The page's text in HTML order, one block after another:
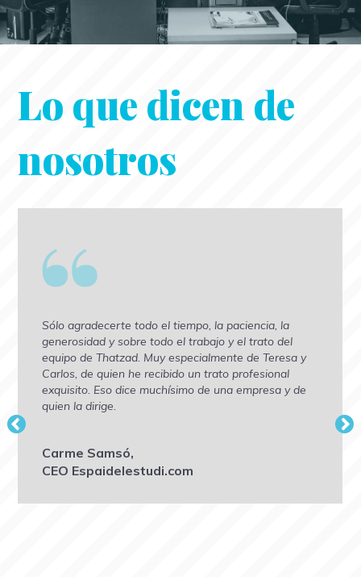
Lo que dicen de
nosotros
Sólo agradecerte todo el tiempo, la paciencia, la
generosidad y sobre todo el trabajo y el trato del
equipo de Thatzad. Muy especialmente de Teresa y
Carlos, de quien he recibido un trato profesional
exquisito. Eso dice muchísimo de una empresa y de
quien la dirige.
Carme Samsó,
CEO Espaidelestudi.com